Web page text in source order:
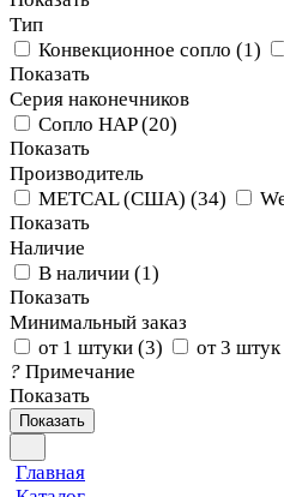
Тип
Конвекционное сопло (1)
Показать
Серия наконечников
Сопло HAP(20)
Показать
Производитель
METCAL (США) (34)
Показать
Наличие
В наличии (1)
Показать
Минимальный заказ
от 1 штуки (3) от 3 штук
? Примечание
Показать
Показать
Главная